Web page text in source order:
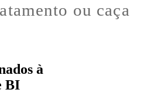
ou caça
à
BI